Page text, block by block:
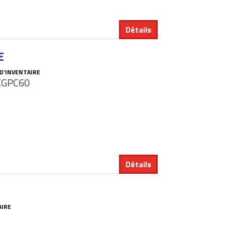
Détails
Détails